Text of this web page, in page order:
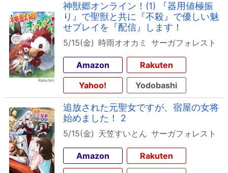
神獣郷オンライン！(1) 『器用値極振
り』で聖獣と共に『不殺』で優しい魅
せプレイを『配信』します！
5/15(金) 時雨オオカミ サーガフォレスト
Amazon
Rakuten
Yahoo!
Yodobashi
追放された元聖女ですが、宿屋の女将
始めました！ 2
5/15(金) 天笠すいとん サーガフォレスト
Amazon
Rakuten